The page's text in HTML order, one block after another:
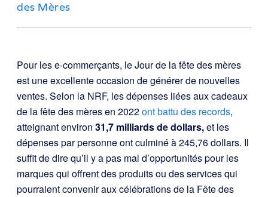
des Mères
Pour les e-commerçants, le Jour de la fête des mères
est une excellente occasion de générer de nouvelles
ventes. Selon la NRF, les dépenses liées aux cadeaux
de la fête des mères en 2022ont battu des records,
atteignant environ 31,7 milliards de dollars,et les
dépenses par personne ont culminé à 245,76 dollars. Il
suffit de dire qu’il y a pas mal d’opportunités pour les
marques qui offrent des produits ou des services qui
pourraient convenir aux célébrations de la Fête des